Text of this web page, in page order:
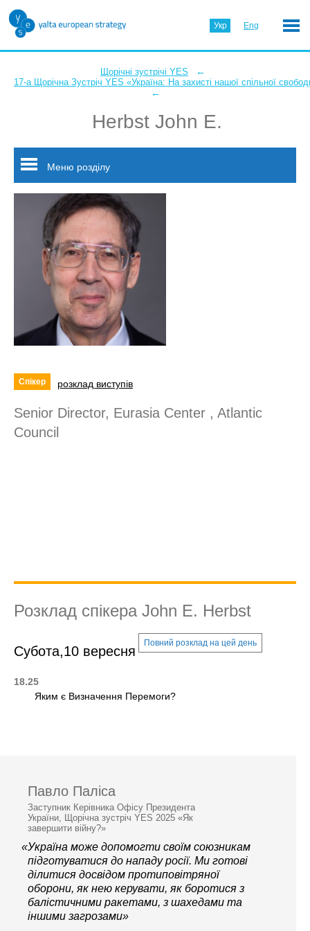
Укр Eng
Щорічні зустрічі YES ←
17-а Щорічна Зустріч YES «Україна: На захисті нашої спільної
←
Herbst John E.
Меню розділу
Спікер розклад виступів
Senior Director, Eurasia Center , Atlantic
Council
Розклад спікера John E. Herbst
Субота,10 вересня
Повний розклад на цей день
18.25
Яким є Визначення Перемоги?
Павло Паліса
Заступник Керівника Офісу Президента
України, Щорічна зустріч YES 2025 «Як
завершити війну?»
«Україна може допомогти своїм союзникам
підготуватися до нападу росії. Ми готові
ділитися досвідом протиповітряної
оборони, як нею керувати, як боротися з
балістичними ракетами, з шахедами та
іншими загрозами»